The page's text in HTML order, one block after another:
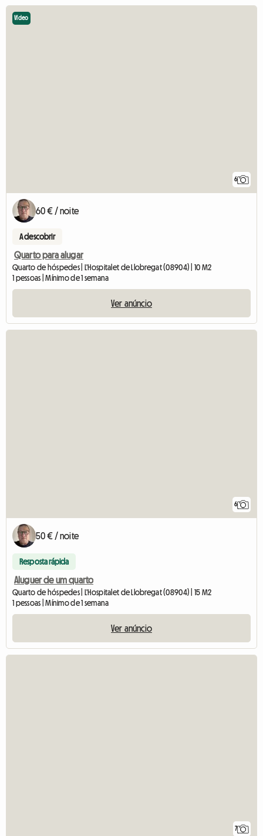
6
Vídeo
60 € / noite
A descobrir
Quarto para alugar
Quarto de hóspedes | L'Hospitalet de Llobregat (08904) | 10 M2
1 pessoas | Mínimo de 1 semana
Ver anúncio
6
50 € / noite
Resposta rápida
Aluguer de um quarto
Quarto de hóspedes | L'Hospitalet de Llobregat (08904) | 15 M2
1 pessoas | Mínimo de 1 semana
Ver anúncio
7